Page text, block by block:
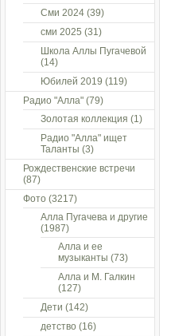
Сми 2024 (39)
сми 2025 (31)
Школа Аллы Пугачевой
(14)
Юбилей 2019 (119)
Радио "Алла" (79)
Золотая коллекция (1)
Радио "Алла" ищет
Таланты (3)
Рождественские встречи
(87)
Фото (3217)
Алла Пугачева и другие
(1987)
Алла и ее
музыканты (73)
Алла и М. Галкин
(127)
Дети (142)
детство (16)